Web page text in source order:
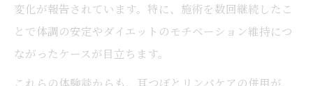
変化が報告されています。特に、施術を数回継続したこ
とで体調の安定やダイエットのモチベーション維持につ
ながったケースが目立ちます。
これらの体験談からも、耳つぼとリンパケアの併用が、